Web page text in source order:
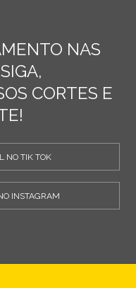
NAS
CORTES E
NO TIK TOK
INSTAGRAM